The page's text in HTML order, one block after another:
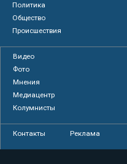
Политика
Общество
Происшествия
Видео
Фото
Мнения
Медиацентр
Колумнисты
Контакты Реклама